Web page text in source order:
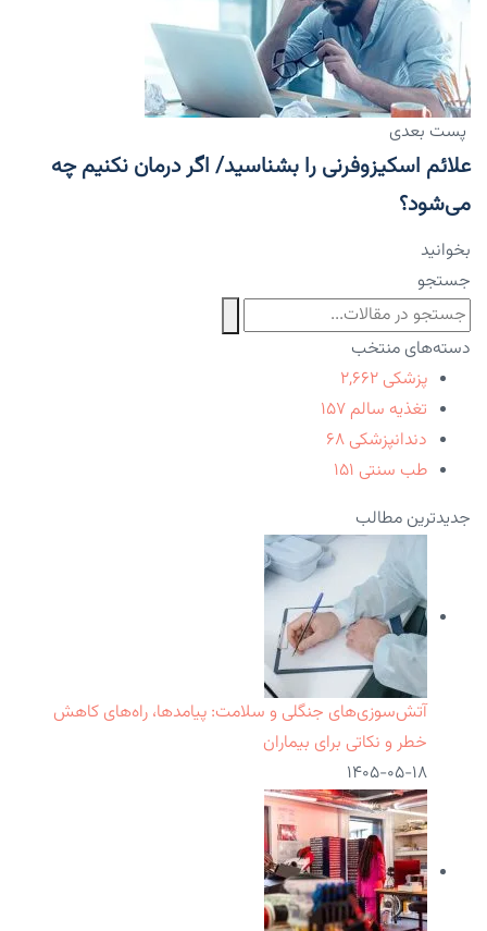
پست بعدی
علائم اسکیزوفرنی را بشناسید/ اگر درمان نکنیم چه
می‌شود؟
بخوانید
جستجو
دسته‌های منتخب
پزشکی ۲,۶۶۲
تغذیه سالم ۱۵۷
دندانپزشکی ۶۸
طب سنتی ۱۵۱
جدیدترین مطالب
آتش‌سوزی‌های جنگلی و سلامت: پیامدها، راه‌های کاهش
خطر و نکاتی برای بیماران
۱۴۰۵-۰۵-۱۸